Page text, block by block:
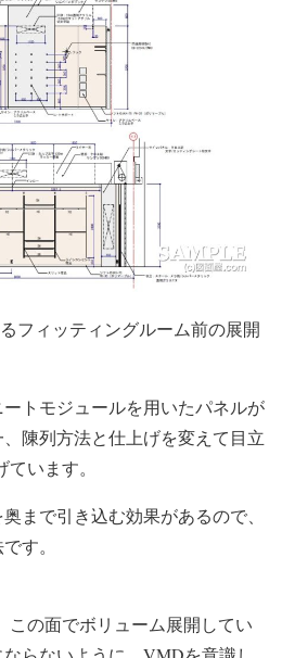
フィッティングルーム前の展開
トモジュールを用いたパネルが
陳列方法と仕上げを変えて目立
います。
まで引き込む効果があるので、
す。
この面でボリューム展開してい